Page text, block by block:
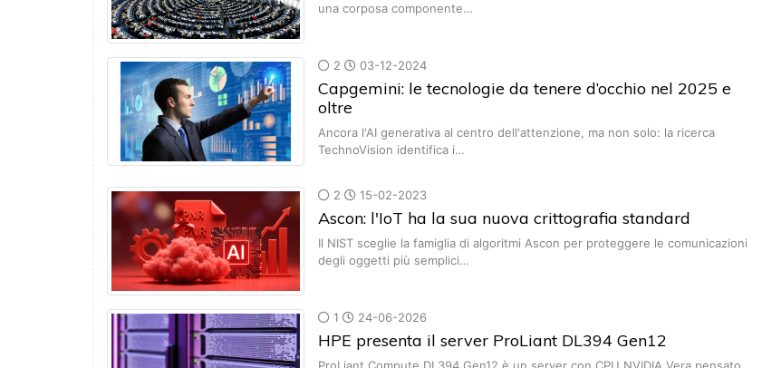
una corposa componente…
2 03-12-2024
Capgemini: le tecnologie da tenere d’occhio nel 2025 e
oltre
Ancora l'AI generativa al centro dell'attenzione, ma non solo: la ricerca
TechnoVision identifica i…
2 15-02-2023
Ascon: l'IoT ha la sua nuova crittografia standard
Il NIST sceglie la famiglia di algoritmi Ascon per proteggere le comunicazioni
degli oggetti più semplici…
1 24-06-2026
HPE presenta il server ProLiant DL394 Gen12